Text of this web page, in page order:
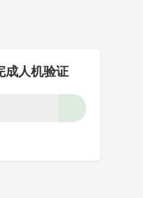
成人机验证